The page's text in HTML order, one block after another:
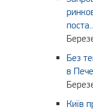
поста...
Без
в
Київ